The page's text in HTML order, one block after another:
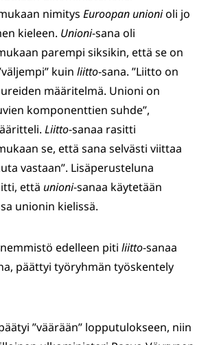
nimitys Euroopan unionioli jo
kieleen. Unioni-sana oli
parempi siksikin, että se on
kuin liitto-sana. ”Liitto on
määritelmä. Unioni on
komponenttien suhde”,
Liitto-sanaa rasitti
se, että sana selvästi viittaa
vastaan”. Lisäperusteluna
että unioni-sanaa käytetään
unionin kielissä.
edelleen piti liitto-sanaa
päättyi työryhmän työskentely
”väärään” lopputulokseen, niin